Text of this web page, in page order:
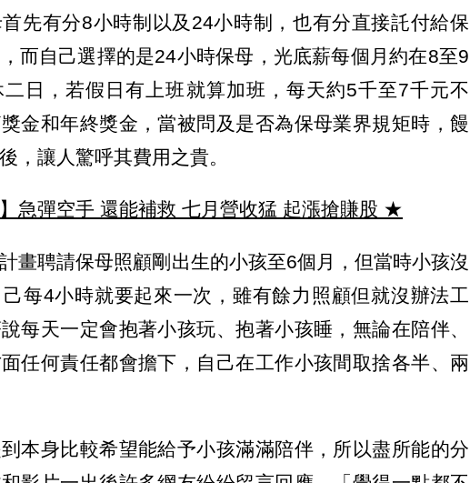
先有分8小時制以及24小時制，也有分直接託付給保
而自己選擇的是24小時保母，光底薪每個月約在8至9
日，若假日有上班就算加班，每天約5千至7千元不
金和年終獎金，當被問及是否為保母業界規矩時，饅
，讓人驚呼其費用之貴。
急彈空手 還能補救 七月營收猛 起漲搶賺股 ★
畫聘請保母照顧剛出生的小孩至6個月，但當時小孩沒
每4小時就要起來一次，雖有餘力照顧但就沒辦法工
每天一定會抱著小孩玩、抱著小孩睡，無論在陪伴、
任何責任都會擔下，自己在工作小孩間取捨各半、兩
本身比較希望能給予小孩滿滿陪伴，所以盡所能的分